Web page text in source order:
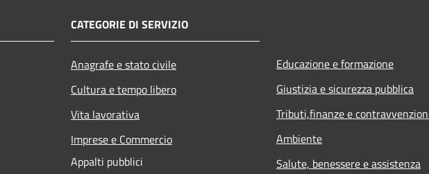
CATEGORIE DI SERVIZIO
Anagrafe e stato civile
Cultura e tempo libero
Vita lavorativa
Imprese e Commercio
Appalti pubblici
Educazione e formazione
Giustizia e sicurezza pubblica
Tributi,finanze e
Ambiente
Salute, benessere e assistenza